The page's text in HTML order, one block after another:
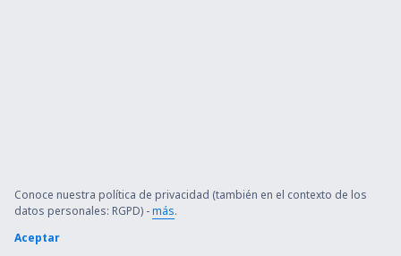
Conoce nuestra política de privacidad (también en el contexto de los
datos personales: RGPD) -más.
Aceptar